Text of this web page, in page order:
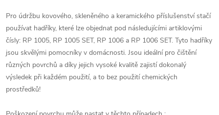
Pro údržbu kovového, skleněného a keramického příslušenství stačí
používat hadříky, které lze objednat pod následujícími artiklovými
čísly: RP 1005, RP 1005 SET, RP 1006 a RP 1006 SET. Tyto hadříky
jsou skvělými pomocníky v domácnosti. Jsou ideální pro čištění
různých povrchů a díky jejich vysoké kvalitě zajistí dokonalý
výsledek při každém použití, a to bez použití chemických
prostředků!